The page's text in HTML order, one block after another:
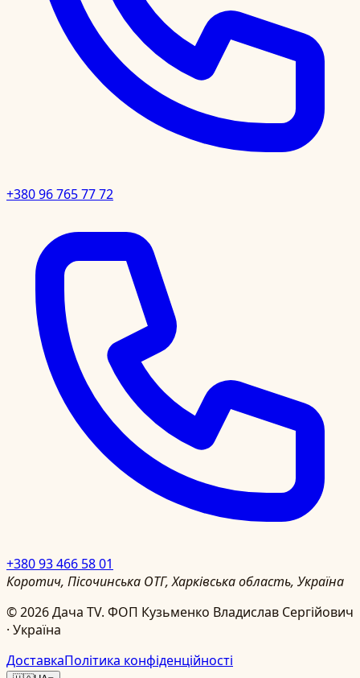
+380 96 765 77 72
+380 93 466 58 01
Коротич, Пісочинська ОТГ, Харківська область, Україна
©2026Дача TV. ФОП Кузьменко Владислав Сергійович
· Україна
ДоставкаПолітика конфіденційності